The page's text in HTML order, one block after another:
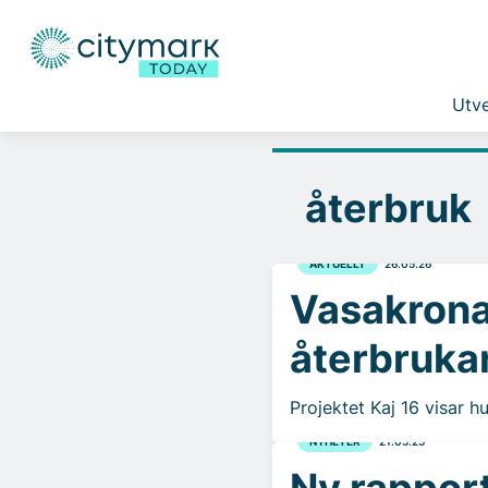
återbruk
AKTUELLT 26.05.26
Projektet Kaj 16 visar
NYHETER 21.05.25